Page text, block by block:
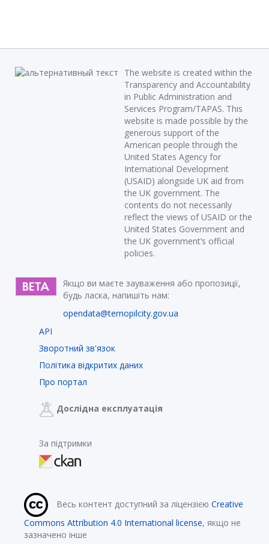
The website is created within the
Transparency and Accountability
in Public Administration and
Services Program/TAPAS. This
website is made possible by the
generous support of the
American people through the
United States Agency for
International Development
(USAID) alongside UK aid from
the UK government. The
contents do not necessarily
reflect the views of USAID or the
United States Government and
the UK government’s official
policies.
Якщо ви маєте зауваження або пропозиції,
будь ласка, напишіть нам:
opendata@ternopilcity.gov.ua
API
Зворотний зв'язок
Політика відкритих даних
Про портал
Дослідна експлуатація
За підтримки
Весь контент доступний за ліцензією Creative
Commons Attribution 4.0 International license, якщо не
зазначено інше